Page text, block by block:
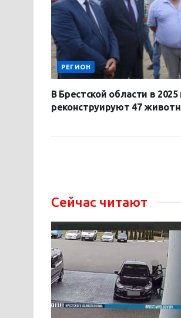
РЕГИОН
В Брестской области в
реконструируют 47
Сейчас читают